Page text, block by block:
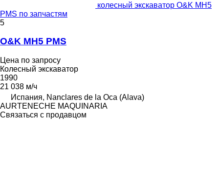
колесный экскаватор O&K MH5
PMS по запчастям
5
O&K MH5 PMS
Цена по запросу
Колесный экскаватор
1990
21 038 м/ч
Испания, Nanclares de la Oca (Alava)
AURTENECHE MAQUINARIA
Связаться с продавцом